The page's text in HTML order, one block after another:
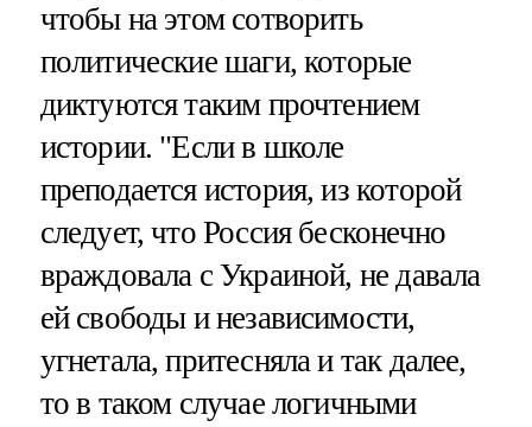
чтобы на этом сотворить
политические шаги, которые
диктуются таким прочтением
истории. "Если в школе
преподается история, из которой
следует, что Россия бесконечно
враждовала с Украиной, не давала
ей свободы и независимости,
угнетала, притесняла и так далее,
то в таком случае логичными